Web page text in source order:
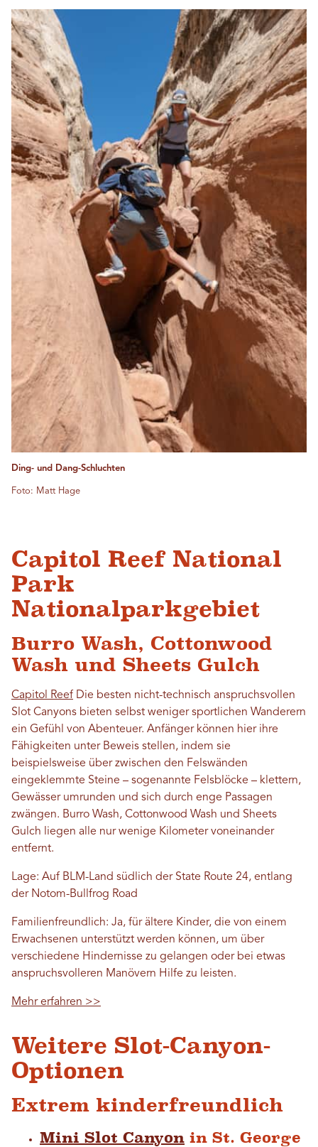
Ding- und Dang-Schluchten
Foto: Matt Hage
Capitol Reef National
Park
Nationalparkgebiet
Burro Wash, Cottonwood
Wash und Sheets Gulch
Capitol Reef Die besten nicht-technisch anspruchsvollen
Slot Canyons bieten selbst weniger sportlichen Wanderern
ein Gefühl von Abenteuer. Anfänger können hier ihre
Fähigkeiten unter Beweis stellen, indem sie
beispielsweise über zwischen den Felswänden
eingeklemmte Steine ​​– sogenannte Felsblöcke – klettern,
Gewässer umrunden und sich durch enge Passagen
zwängen. Burro Wash, Cottonwood Wash und Sheets
Gulch liegen alle nur wenige Kilometer voneinander
entfernt.
Lage: Auf BLM-Land südlich der State Route 24, entlang
der Notom-Bullfrog Road
Familienfreundlich: Ja, für ältere Kinder, die von einem
Erwachsenen unterstützt werden können, um über
verschiedene Hindernisse zu gelangen oder bei etwas
anspruchsvolleren Manövern Hilfe zu leisten.
Mehr erfahren >>
Weitere Slot-Canyon-
Optionen
Extrem kinderfreundlich
Mini Slot Canyon in St. George